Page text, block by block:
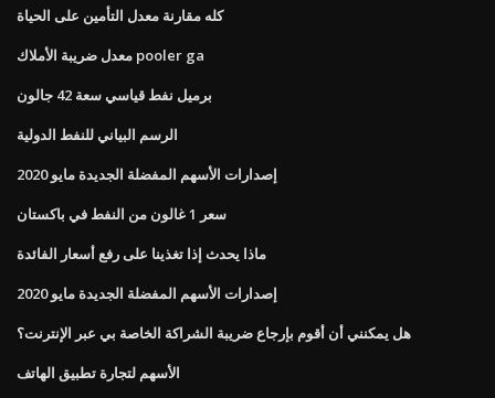
كله مقارنة معدل التأمين على الحياة
معدل ضريبة الأملاك pooler ga
برميل نفط قياسي سعة 42 جالون
الرسم البياني للنفط الدولية
إصدارات الأسهم المفضلة الجديدة مايو 2020
سعر 1 غالون من النفط في باكستان
ماذا يحدث إذا تغذينا على رفع أسعار الفائدة
إصدارات الأسهم المفضلة الجديدة مايو 2020
هل يمكنني أن أقوم بإرجاع ضريبة الشراكة الخاصة بي عبر الإنترنت؟
الأسهم لتجارة تطبيق الهاتف